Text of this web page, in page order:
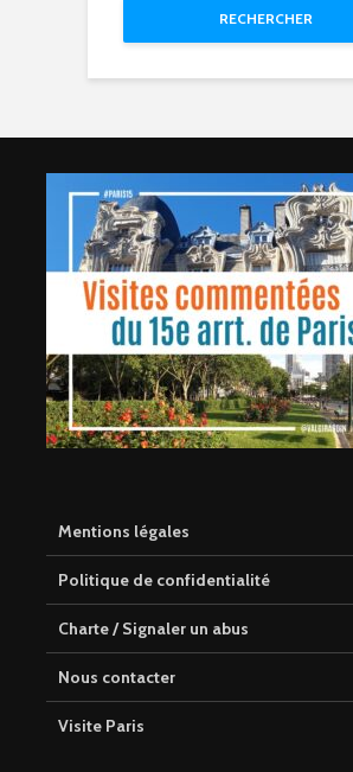
RECHERCHER
Mentions légales
Politique de confidentialité
Charte / Signaler un abus
Nous contacter
Visite Paris